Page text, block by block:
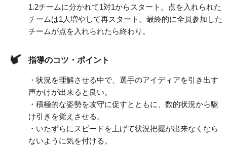
1.2チームに分かれて1対1からスタート。点を入れられた
チームは1人増やして再スタート。最終的に全員参加した
チームが点を入れられたら終わり。
指導のコツ・ポイント
・状況を理解させる中で、選手のアイディアを引き出す
声かけが出来ると良い。
・積極的な姿勢を攻守に促すとともに、数的状況から駆
け引きを覚えさせる。
・いたずらにスピードを上げて状況把握が出来なくなら
ないように気を付ける。